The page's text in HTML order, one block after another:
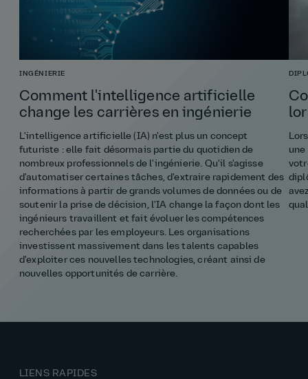
INGÉNIERIE
Comment l'intelligence artificielle
change les carrières en ingénierie
L'intelligence artificielle (IA) n'est plus un concept
futuriste : elle fait désormais partie du quotidien de
nombreux professionnels de l'ingénierie. Qu'il s'agisse
d'automatiser certaines tâches, d'extraire rapidement des
informations à partir de grands volumes de données ou de
soutenir la prise de décision, l'IA change la façon dont les
ingénieurs travaillent et fait évoluer les compétences
recherchées par les employeurs. Les organisations
investissent massivement dans les talents capables
d'exploiter ces nouvelles technologies, créant ainsi de
nouvelles opportunités de carrière.
LIENS RAPIDES